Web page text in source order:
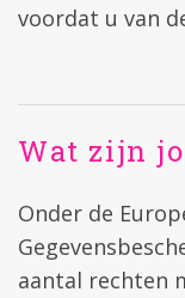
voordat u van
Wat zijn
Onder de
aantal rechten